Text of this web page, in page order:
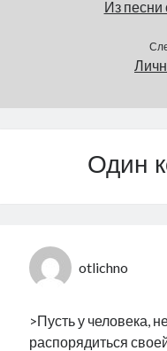
общественность СМИ.
Из
Один
otlichno
>Пусть у человека,
распорядиться